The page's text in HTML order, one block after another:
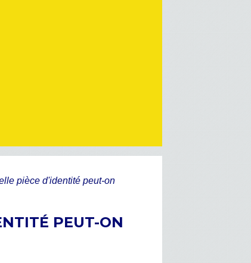
pièce d'identité peut-on
PEUT-ON